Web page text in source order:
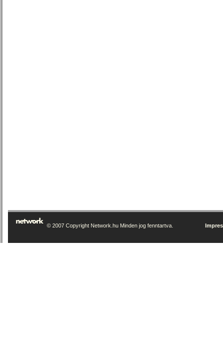
© 2007 Copyright Network.hu Minden jog fenntartva.